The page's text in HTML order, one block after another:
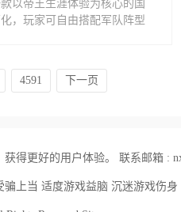
以帝王生涯体验为核心的国
，玩家可自由搭配军队阵型
4591 下一页
得更好的用户体验。 联系邮箱 :
上当 适度游戏益脑 沉迷游戏伤